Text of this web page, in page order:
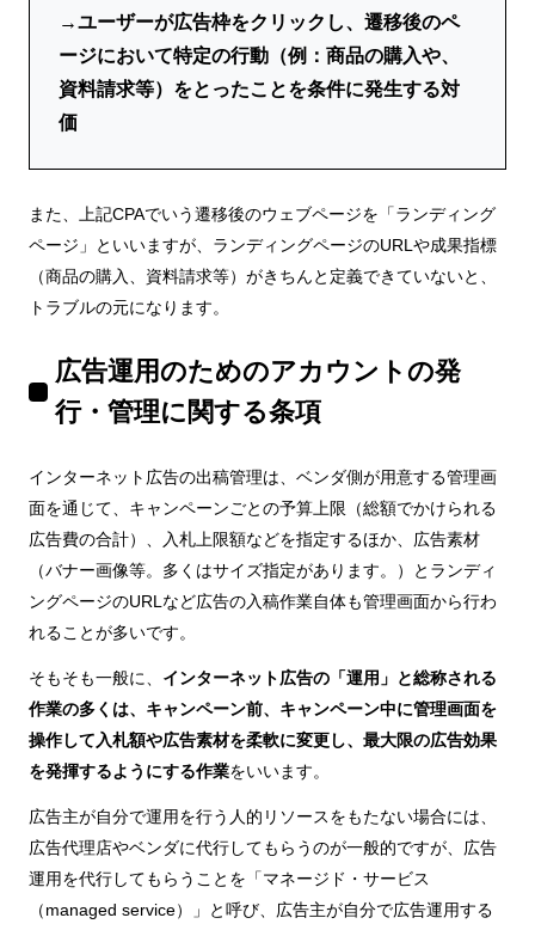
→ユーザーが広告枠をクリックし、遷移後のペ
ージにおいて特定の行動（例：商品の購入や、
資料請求等）をとったことを条件に発生する対
価
また、上記CPAでいう遷移後のウェブページを「ランディング
ページ」といいますが、ランディングページのURLや成果指標
（商品の購入、資料請求等）がきちんと定義できていないと、
トラブルの元になります。
広告運用のためのアカウントの発
行・管理に関する条項
インターネット広告の出稿管理は、ベンダ側が用意する管理画
面を通じて、キャンペーンごとの予算上限（総額でかけられる
広告費の合計）、入札上限額などを指定するほか、広告素材
（バナー画像等。多くはサイズ指定があります。）とランディ
ングページのURLなど広告の入稿作業自体も管理画面から行わ
れることが多いです。
そもそも一般に、 インターネット広告の「運用」と総称される
作業の多くは、キャンペーン前、キャンペーン中に管理画面を
操作して入札額や広告素材を柔軟に変更し、最大限の広告効果
を発揮するようにする作業をいいます。
広告主が自分で運用を行う人的リソースをもたない場合には、
広告代理店やベンダに代行してもらうのが一般的ですが、広告
運用を代行してもらうことを「マネージド・サービス
（managed service）」と呼び、広告主が自分で広告運用する